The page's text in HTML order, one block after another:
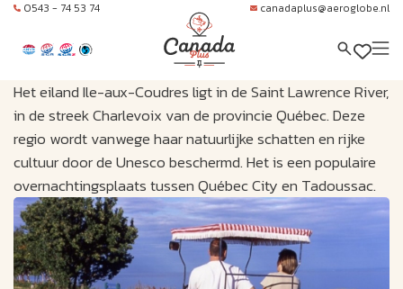
0543 - 74 53 74 canadaplus@aeroglobe.nl
Het eiland Ile-aux-Coudres ligt in de Saint Lawrence River,
in de streek Charlevoix van de provincie Québec. Deze
regio wordt vanwege haar natuurlijke schatten en rijke
cultuur door de Unesco beschermd. Het is een populaire
overnachtingsplaats tussen Québec City en Tadoussac.